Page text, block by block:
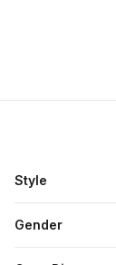
Style
Gender